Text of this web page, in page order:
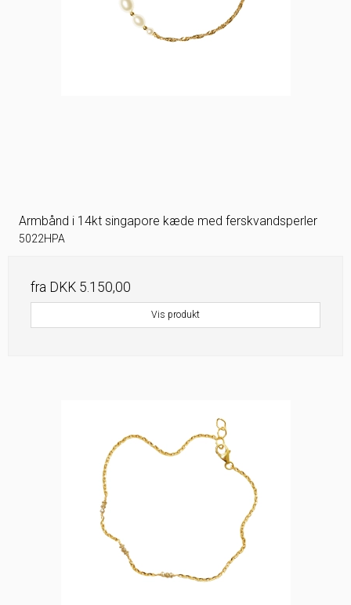
Armbånd i 14kt singapore kæde med ferskvandsperler
5022HPA
fra DKK 5.150,00
Vis produkt